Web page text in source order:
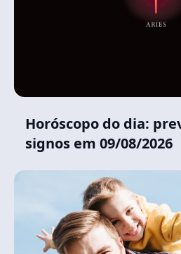
Horóscopo do dia:
signos em 09/08/2026